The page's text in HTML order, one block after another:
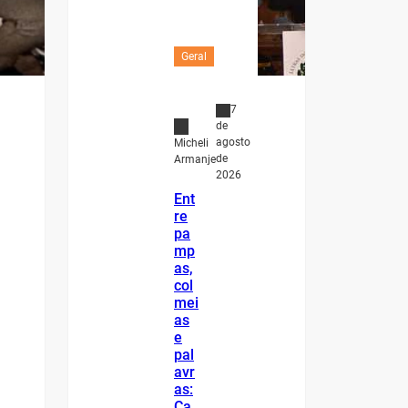
Geral
Micheli
Armanje
7
de
agosto
de
2026
Ent
re
pa
mp
as,
col
mei
as
e
pal
avr
as: